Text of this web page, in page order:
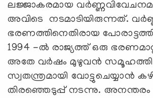
ലജ്ജാകരമായ
അവിടെ നടമാടിയിരുന്നത്.
ഭരണത്തിനെതിരായ
1994 -ൽ രാജ്യത്ത് ഒരു
അതേ വർഷം മുഴുവൻ
സ്വതന്ത്രമായി വോട്ടുചെയ്യാൻ
തിരഞ്ഞെടുപ്പ് നടന്നു.